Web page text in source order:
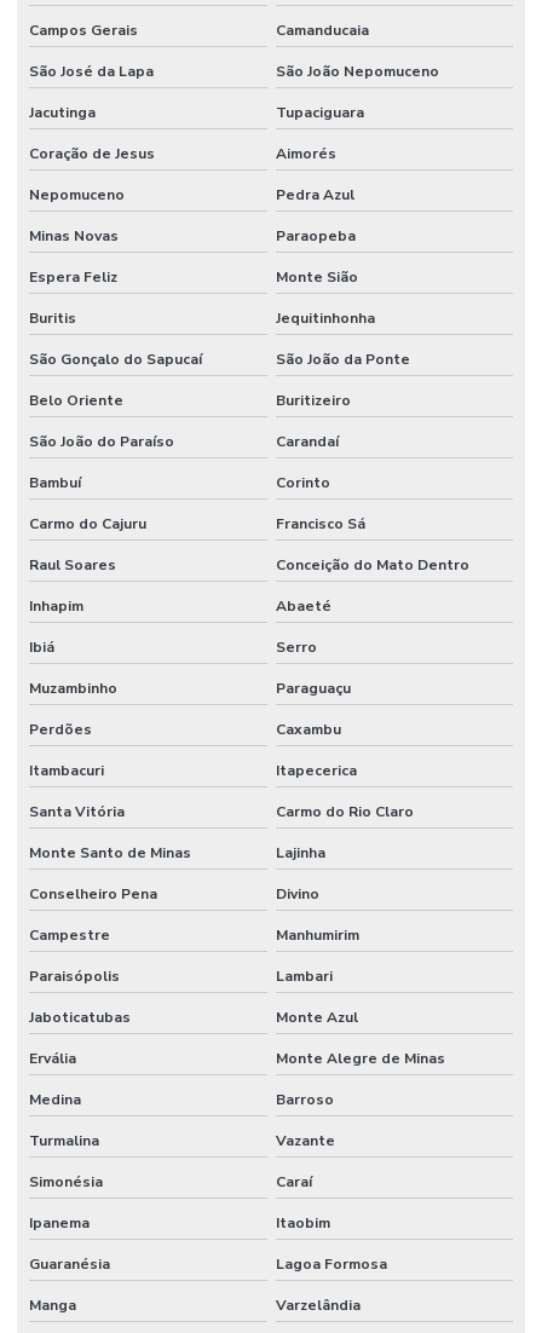
Campos Gerais Camanducaia
São José da Lapa São João Nepomuceno
Jacutinga Tupaciguara
Coração de Jesus Aimorés
Nepomuceno Pedra Azul
Minas Novas Paraopeba
Espera Feliz Monte Sião
Buritis Jequitinhonha
São Gonçalo do Sapucaí São João da Ponte
Belo Oriente Buritizeiro
São João do Paraíso Carandaí
Bambuí Corinto
Carmo do Cajuru Francisco Sá
Raul Soares Conceição do Mato Dentro
Inhapim Abaeté
Ibiá Serro
Muzambinho Paraguaçu
Perdões Caxambu
Itambacuri Itapecerica
Santa Vitória Carmo do Rio Claro
Monte Santo de Minas Lajinha
Conselheiro Pena Divino
Campestre Manhumirim
Paraisópolis Lambari
Jaboticatubas Monte Azul
Ervália Monte Alegre de Minas
Medina Barroso
Turmalina Vazante
Simonésia Caraí
Ipanema Itaobim
Guaranésia Lagoa Formosa
Manga Varzelândia